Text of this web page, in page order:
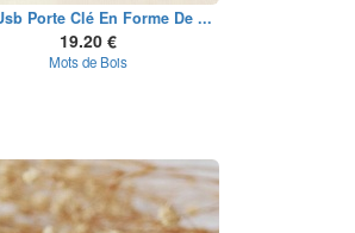
Porte Clé En Forme De ...
19.20 €
Mots de Bois